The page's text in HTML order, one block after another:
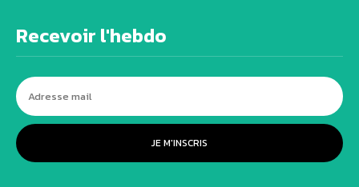
Recevoir l'hebdo
JE M'INSCRIS